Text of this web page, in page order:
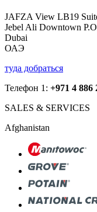
JAFZA View LB19
Jebel Ali Downtown
Dubai
ОАЭ
туда добраться
Телефон 1: +971 4 886
SALES & SERVICES
Afghanistan